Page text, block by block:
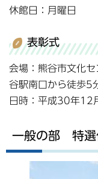
休館日：月曜日
表彰式
会場：熊谷市文化
谷駅南口から徒歩5
日時：平成30年12
一般の部 特選